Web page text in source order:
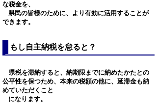
な税金を、
県民の皆様のために、より有効に活用することが
できます。
もし自主納税を怠ると？
県税を滞納すると、納期限までに納めたかたとの
公平性を保つため、本来の税額の他に、延滞金も納
めていただくこと
になります。